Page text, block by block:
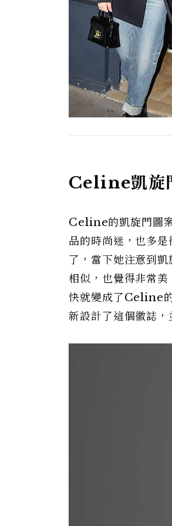
Celine凱旋
Celine的凱旋門圖
品的時尚迷，也多
了，當下她注意到
相似，也覺得非常
快就變成了Celine
新設計了這個徽誌